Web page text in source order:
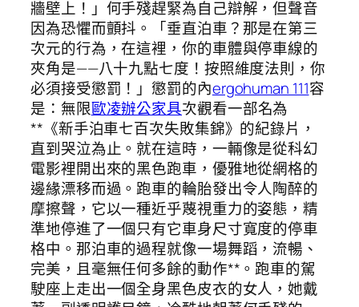
牆壁上！」何手殘趕緊為自己辯解，但聲音
因為恐懼而顫抖。「垂直泊車？那是在第三
次元的行為，在這裡，你的車體與停車線的
夾角是——八十九點七度！按照維度法則，你
必須接受懲罰！」懲罰的內ergohuman 111容
是：無限歐凌辦公家具次觀看一部名為
**《新手泊車七百次失敗集錦》的紀錄片，
直到哭泣為止。就在這時，一輛像是從科幻
電影裡開出來的黑色跑車，優雅地從網格的
邊緣漂移而過。跑車的輪胎發出令人陶醉的
摩擦聲，它以一種近乎蔑視重力的姿態，精
準地停進了一個只有它車身尺寸寬度的停車
格中。那泊車的過程就像一場舞蹈，流暢、
完美，且毫無任何多餘的動作**。跑車的駕
駛座上走出一個全身黑色皮衣的女人，她戴